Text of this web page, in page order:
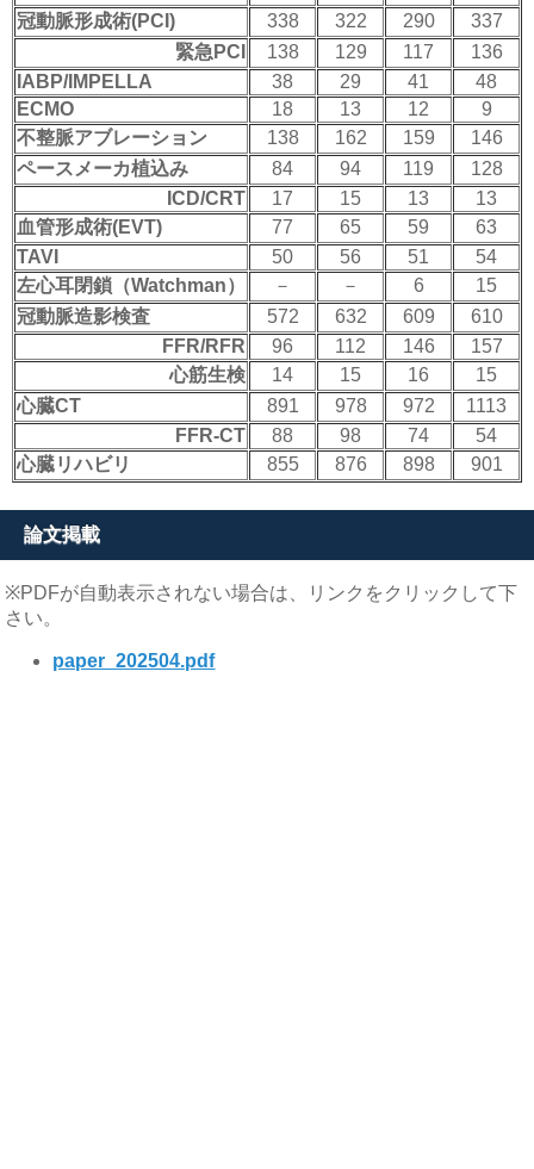
冠動脈形成術(PCI)
338 322 290
337
緊急PCI
138 129 117
136
IABP/IMPELLA
38 29 41
48
ECMO
18 13 12
9
不整脈アブレーション
138 162 159
146
ペースメーカ植込み
84 94 119
128
ICD/CRT
17 15 13
13
血管形成術(EVT)
77 65 59
63
TAVI
50 56 51
54
左心耳閉鎖（Watchman）
－ － 6
15
冠動脈造影検査
572 632 609
610
FFR/RFR
96 112 146
157
心筋生検
14 15 16
15
心臓CT
891 978 972
1113
FFR-CT
88 98 74
54
心臓リハビリ
855 876 898 901
論文掲載
※PDFが自動表示されない場合は、リンクをクリックして下
さい。
paper_202504.pdf